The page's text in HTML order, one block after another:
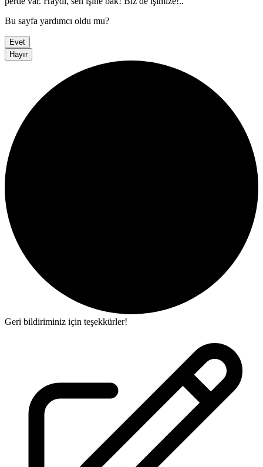
Bu sayfa yardımcı oldu mu?
Evet
Hayır
Geri bildiriminiz için teşekkürler!